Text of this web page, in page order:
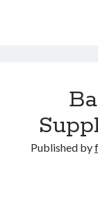
Real Estate
Uncategorized
Web Resources
Published by